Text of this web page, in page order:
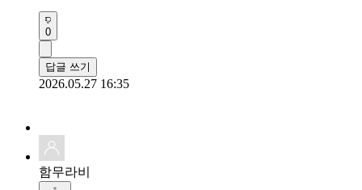
0
답글 쓰기
2026.05.27 16:35
함무라비